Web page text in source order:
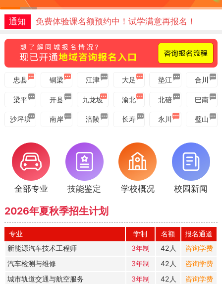
1
通知 焊接、PLC、新能源 短期学习班即将开班！
通知
免费体验课名额预约中！试学满意再报名！
通知 焊接、PLC、新能源 短期学习班即将开班！
忠县 铜梁 江津 大足 垫江 合川
梁平 开县 九龙坡 渝北 北碚 巴南
沙坪坝 南岸 涪陵 长寿 永川 璧山
全部专业 技能鉴定 学校概况 校园新闻
2026年夏秋季招生计划
专业 学制 名额
报名通道
新能源汽车技术工程师
3年制 42人
咨询学费
汽车检测与维修
3年制 42人
咨询学费
城市轨道交通与航空服务
3年制 42人
咨询学费